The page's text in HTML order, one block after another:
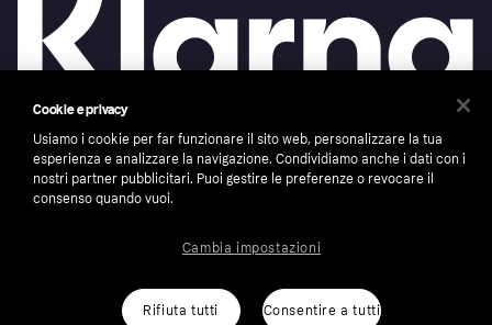
Copyright © 2005-2026 Klarna Bank AB (publ). Headquarters: Stockholm, Sweden. All
rights reserved. Klarna Bank AB (publ). Sveavägen 46, 111 34 Stockholm. Organization
number: 556737-0431
Cookie e privacy
Usiamo i cookie per far funzionare il sito web, personalizzare la tua
esperienza e analizzare la navigazione. Condividiamo anche i dati con i
nostri partner pubblicitari. Puoi gestire le preferenze o revocare il
consenso quando vuoi.
Rifiuta tutti Consentire a tutti
Cambia impostazioni